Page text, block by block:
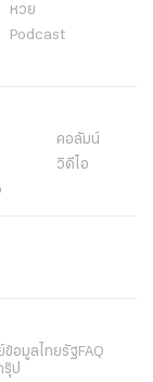
หวย
Podcast
คอลัมน์
วิดีโอ
ข้อมูลไทยรัฐ FAQ
รุ๊ป